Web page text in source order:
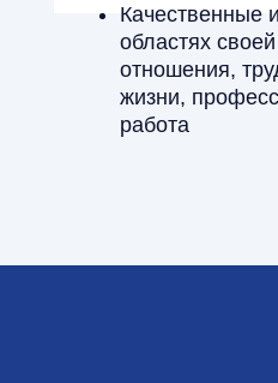
Качественные
областях
отношения,
жизни,
работа